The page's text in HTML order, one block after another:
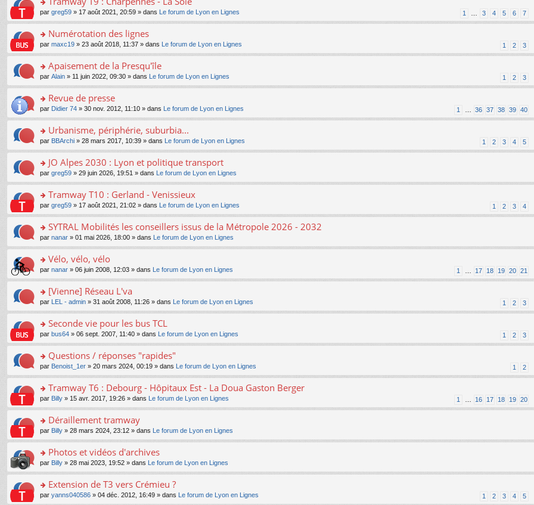
nt
ré
c
e
nt
le
pl
u
s
ré
c
e
nt
n
le
pl
u
s
ré
c
e
nt
a
g
e
n
n
le
pl
u
s
ré
c
e
nt
m
e
s
a
g
e
n
n
le
pl
u
s
ré
c
e
nt
ult
er
le
m
e
s
a
g
e
n
n
le
pl
u
s
ré
c
e
nt
o
n
s
ult
er
le
m
e
s
a
g
e
n
n
le
pl
u
s
ré
c
e
nt
1 … 3 4 5 6 7
par greg59 » 17 août 2021, 20:59 » dans Le forum de Lyon en Lignes
o
n
s
ult
er
le
m
e
s
a
g
e
n
n
le
pl
u
s
ré
c
e
nt
Numérotation des lignes
1 2 3
par maxc19 » 23 août 2018, 11:37 » dans Le forum de Lyon en Lignes
o
n
s
ult
er
le
m
e
s
a
g
e
n
n
le
pl
u
s
ré
c
e
nt
Apaisement de la Presqu'île
1 2 3
par Alain » 11 juin 2022, 09:30 » dans Le forum de Lyon en Lignes
o
n
s
ult
er
le
m
e
s
a
g
e
n
n
le
pl
u
s
ré
c
e
nt
Revue de presse
1 … 36 37 38 39 40
par Didier 74 » 30 nov. 2012, 11:10 » dans Le forum de Lyon en Lignes
o
n
s
ult
er
le
m
e
s
a
g
e
n
n
le
pl
u
s
ré
c
e
nt
Urbanisme, périphérie, suburbia...
1 2 3 4 5
par BBArchi » 28 mars 2017, 10:39 » dans Le forum de Lyon en Lignes
o
n
s
ult
er
le
m
e
s
a
g
e
n
n
le
pl
u
s
ré
c
e
nt
JO Alpes 2030 : Lyon et politique transport
par greg59 » 29 juin 2026, 19:51 » dans Le forum de Lyon en Lignes
o
n
s
ult
er
le
m
e
s
a
g
e
n
n
le
pl
u
s
ré
c
e
nt
Tramway T10 : Gerland - Venissieux
1 2 3 4
par greg59 » 17 août 2021, 21:02 » dans Le forum de Lyon en Lignes
o
n
s
ult
er
le
m
e
s
a
g
e
n
n
le
pl
u
s
ré
c
e
nt
SYTRAL Mobilités les conseillers issus de la Métropole 2026 - 2032
par nanar » 01 mai 2026, 18:00 » dans Le forum de Lyon en Lignes
o
n
s
ult
er
le
m
e
s
a
g
e
n
n
le
pl
u
s
ré
c
e
nt
Vélo, vélo, vélo
1 … 17 18 19 20 21
par nanar » 06 juin 2008, 12:03 » dans Le forum de Lyon en Lignes
o
n
s
ult
er
le
m
e
s
a
g
e
n
n
le
pl
u
s
ré
c
[Vienne] Réseau L'va
1 2 3
par LEL - admin » 31 août 2008, 11:26 » dans Le forum de Lyon en Lignes
o
n
s
ult
er
le
m
e
s
a
g
e
n
n
le
pl
Seconde vie pour les bus TCL
1 2 3
par bus64 » 06 sept. 2007, 11:40 » dans Le forum de Lyon en Lignes
o
n
s
ult
er
le
m
e
s
a
g
e
n
n
Questions / réponses "rapides"
1 2
par Benoist_1er » 20 mars 2024, 00:19 » dans Le forum de Lyon en Lignes
o
n
s
ult
er
le
m
e
s
a
g
Tramway T6 : Debourg - Hôpitaux Est - La Doua Gaston Berger
1 … 16 17 18 19 20
par Billy » 15 avr. 2017, 19:26 » dans Le forum de Lyon en Lignes
o
n
s
ult
er
le
m
e
s
Déraillement tramway
par Billy » 28 mars 2024, 23:12 » dans Le forum de Lyon en Lignes
o
n
s
ult
er
Photos et vidéos d'archives
par Billy » 28 mai 2023, 19:52 » dans Le forum de Lyon en Lignes
o
Extension de T3 vers Crémieu ?
1 2 3 4 5
par yanns040586 » 04 déc. 2012, 16:49 » dans Le forum de Lyon en Lignes